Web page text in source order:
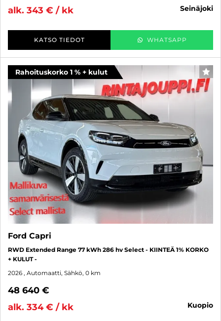
alk. 343 € / kk
seinäjoki
KATSO TIEDOT WHATSAPP
Rahoituskorko 1 % + kulut
Ford Capri
RWD Extended Range 77 kWh 286 hv Select - KIINTEÄ 1% KORKO
+ KULUT -
2026 , Automaatti, Sähkö, 0 km
48 640 €
alk. 334 € / kk
kuopio